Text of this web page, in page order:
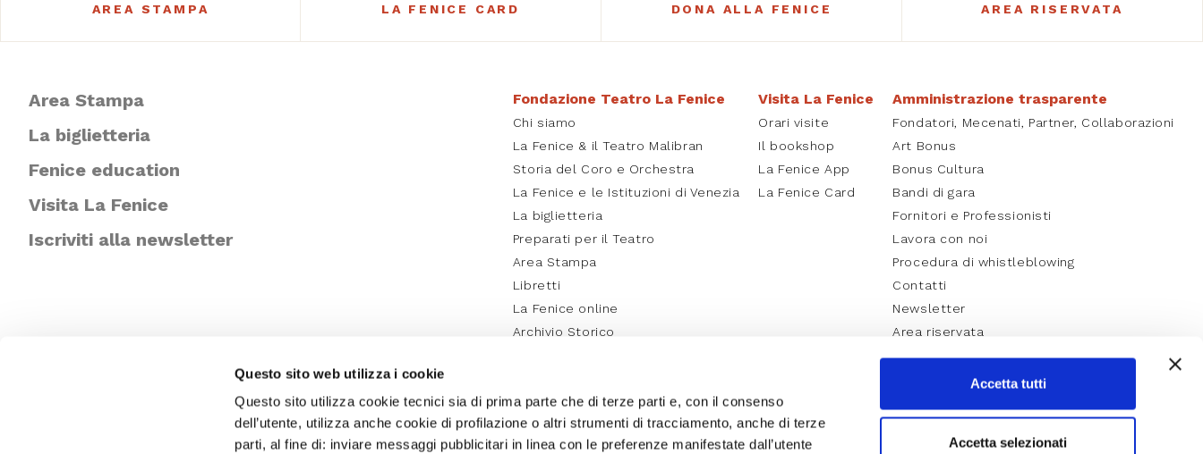
Questo sito web utilizza i cookie
Questo sito utilizza cookie tecnici sia di prima parte che di terze parti e, con il consenso
dell’utente, utilizza anche cookie di profilazione o altri strumenti di tracciamento, anche di terze
parti, al fine di: inviare messaggi pubblicitari in linea con le preferenze manifestate dall’utente
Accetta tutti
Accetta selezionati
AREA STAMPA LA FENICE CARD DONA ALLA FENICE AREA RISERVATA
Area Stampa
La biglietteria
Fenice education
Visita La Fenice
Iscriviti alla newsletter
Fondazione Teatro La Fenice
Chi siamo
La Fenice & il Teatro Malibran
Storia del Coro e Orchestra
La Fenice e le Istituzioni di Venezia
La biglietteria
Preparati per il Teatro
Area Stampa
Libretti
La Fenice online
Archivio Storico
Visita La Fenice
Orari visite
Il bookshop
La Fenice App
La Fenice Card
Amministrazione trasparente
Fondatori, Mecenati, Partner, Collaborazioni
Art Bonus
Bonus Cultura
Bandi di gara
Fornitori e Professionisti
Lavora con noi
Procedura di whistleblowing
Contatti
Newsletter
Area riservata